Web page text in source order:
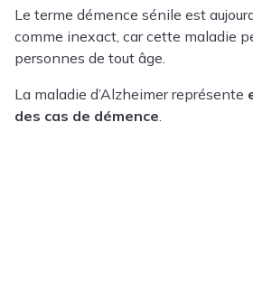
Le terme démence sénile est
comme inexact, car cette maladie
personnes de tout âge.
La maladie d’Alzheimer représente
des cas de démence